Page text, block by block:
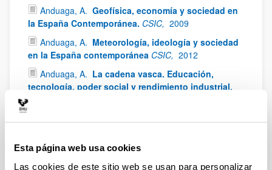
Esta página web usa cookies
Las cookies de este sitio web se usan para personalizar
Anduaga, A. Geofísica, economía y sociedad en
la España Contemporánea. CSIC, 2009
Anduaga, A. Meteorología, ideología y sociedad
en la España contemporánea CSIC, 2012
Anduaga, A. La cadena vasca. Educación,
tecnología, poder social y rendimiento industrial,
1776-1902
(Gripe española) / Gripe Rusa /